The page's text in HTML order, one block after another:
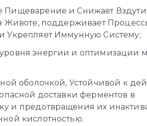
Пищеварение и Снижает
Животе, поддерживает
Укрепляет Иммунную Систему;
энергии и оптимизации
оболочкой, Устойчивой к
доставки ферментов в
и предотвращения их
кислотностью.